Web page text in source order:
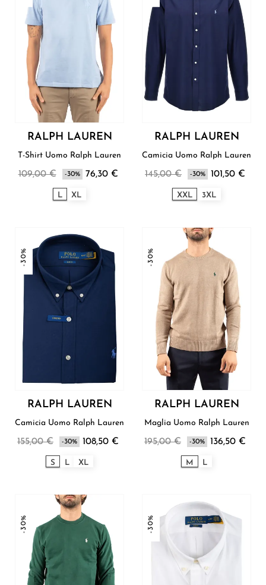
RALPH LAUREN
T-Shirt Uomo Ralph Lauren
109,00 € -30% 76,30 €
L XL
RALPH LAUREN
Camicia Uomo Ralph Lauren
145,00 € -30% 101,50 €
XXL 3XL
-30%
RALPH LAUREN
Camicia Uomo Ralph Lauren
155,00 € -30% 108,50 €
S L XL
-30%
RALPH LAUREN
Maglia Uomo Ralph Lauren
195,00 € -30% 136,50 €
M L
-30% -30%